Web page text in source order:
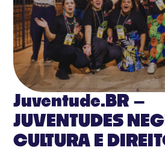
Juventude.BR –
JUVENTUDES
CULTURA E